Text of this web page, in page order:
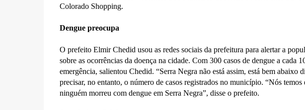
Colorado Shopping.
Dengue preocupa
O prefeito Elmir Chedid usou as redes sociais da prefeitura para alertar a
sobre as ocorrências da doença na cidade. Com 300 casos de dengue a cada
emergência, salientou Chedid. “Serra Negra não está assim, está bem abaixo
precisar, no entanto, o número de casos registrados no município. “Nós temos
ninguém morreu com dengue em Serra Negra”, disse o prefeito.